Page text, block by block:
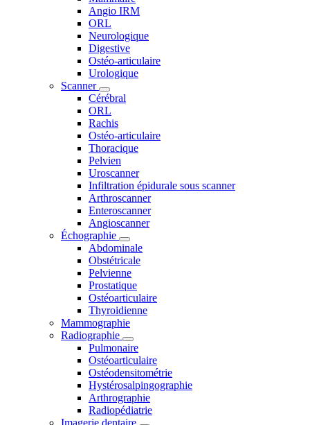
Angio IRM
ORL
Neurologique
Digestive
Ostéo-articulaire
Urologique
Scanner
Cérébral
ORL
Rachis
Ostéo-articulaire
Thoracique
Pelvien
Uroscanner
Infiltration épidurale sous scanner
Arthroscanner
Enteroscanner
Angioscanner
Échographie
Abdominale
Obstétricale
Pelvienne
Prostatique
Ostéoarticulaire
Thyroidienne
Mammographie
Radiographie
Pulmonaire
Ostéoarticulaire
Ostéodensitométrie
Hystérosalpingographie
Arthrographie
Radiopédiatrie
Imagerie dentaire